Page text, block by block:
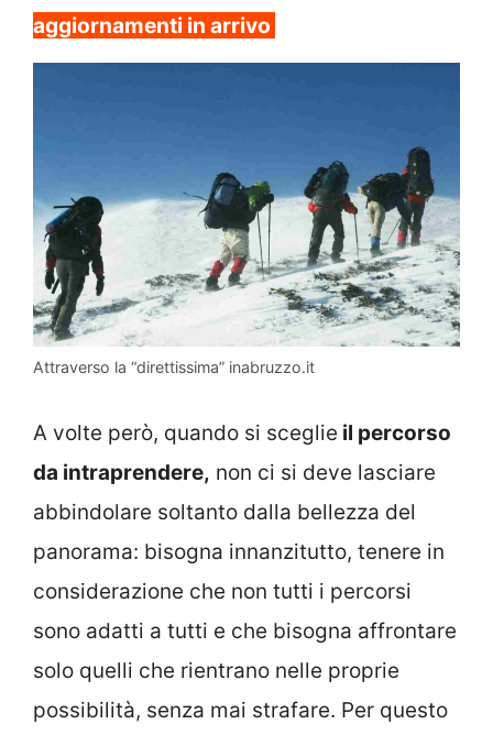
aggiornamenti in arrivo
Attraverso la “direttissima” inabruzzo.it
A volte però, quando si sceglie il percorso
da intraprendere, non ci si deve lasciare
abbindolare soltanto dalla bellezza del
panorama: bisogna innanzitutto, tenere in
considerazione che non tutti i percorsi
sono adatti a tutti e che bisogna affrontare
solo quelli che rientrano nelle proprie
possibilità, senza mai strafare. Per questo